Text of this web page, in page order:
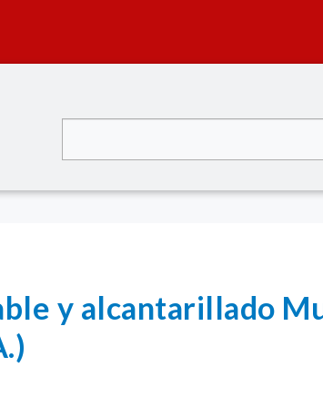
y alcantarillado